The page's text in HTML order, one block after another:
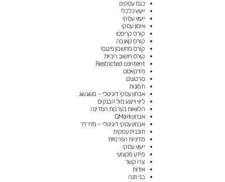
כנס עסקים
ייעוץ כלכלי
ייעוץ עסקי
אימון עסקי
קורס קריפטו
קורס קאנבה
קורס מחשבון פיננסי
קורס חישוב ריביות
Restricted content
פודקאסט
סרטונים
תמונות
אבחון עסקי דיגיטלי – משגשג
ליווי וייצוג מול הבנקים
הלוואות בערבות המדינה
אבחון QMark
אבחון עסקי דיגיטלי – מדרדר
תוכנית עסקית
מדיניות הפרטיות
ייעוץ עסקי
מידע מקצועי
צרו קשר
אודות
בני וזנה